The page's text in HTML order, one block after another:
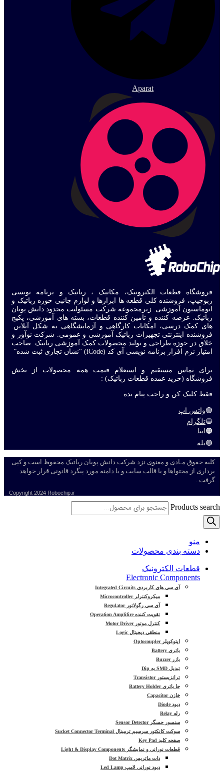
Aparat
فروشگاه قطعات الکترونیک، مکانیک ، رباتیک و برنامه نویسی
ربوچیپ، فروشنده کلی قطعه ها ابزارها و لوازم جانبی حوزه رباتیک و
اتوماسیون آموزشی. زیرمجموعه شرکت مسئولیت محدود دانش پویان
رباتیک. عرضه کننده و تامین کننده قطعات، بسته های آموزشی، پکیج
های کمک درسی، امکانات کارگاهی و آزمایشگاهی به شکل آنلاین.
فروشنده اینترنتی تجهیزات رباتیک آموزشی و عمومی. شرکت نوآور و
خلاق در حوزه طراحی و تولید محصولات کمک آموزشی رباتیک. صاحب
امتیاز نرم افزار برنامه نویسی آی کد (iCode) “نشان تجاری ثبت شده”
برای تماس مستقیم و استعلام قیمت همه محصولات از بخش
فروشگاه (خرید عمده قطعات رباتیک) :
فقط کلیک کن و راحت پیام بده.
🟢واتس اپ
🔵تلگرام
🟠 ایتا
🟣بله
کلیه حقوق مـادی و معنوی نزد شرکت دانش پویان رباتیک محفوظ است و کپی
برداری از محتواها و یا قالب سایت و یا دامنه مورد پیگرد قانونی قرار خواهد
گرفت .
Copyright 2024 Robochip.ir
Products search
منو
دسته بندی محصولات
قطعات الکترونیک
Electronic Components
آی سی های کاربردی Integrated Circuits
میکروکنترلر Microcontroller
آی سی رگولاتور Regulator
تقویت کننده Operation Amplifire
کنترل موتور Motor Driver
منطقی دیجیتال Logic
اپتوکوپلر Optocoupler
باتری Battery
بازر Buzzer
تبدیل SMD به Dip
ترانزیستور Transistor
جا باتری Battery Holder
خازن Capacitor
دیود Diode
رله Relay
سنسور حسگر Sensor Detector
سوکت کانکتور سرسیم ترمینال Sucket Connector Terminal
صفحه کلید Key Pad
قطعات نورانی و نمایشگر Light & Display Components
دات ماتریس Dot Matrix
دیود نورانی لامپ Led Lamp